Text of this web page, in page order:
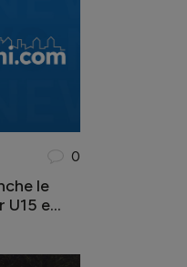
0
le
U15 e